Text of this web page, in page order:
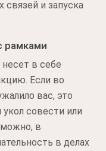
связей и запуска
рамками
в себе
Если во
вас, это
совести или
в
в делах